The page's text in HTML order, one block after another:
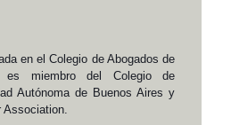
en el Colegio de Abogados de
es miembro del Colegio de
Autónoma de Buenos Aires y